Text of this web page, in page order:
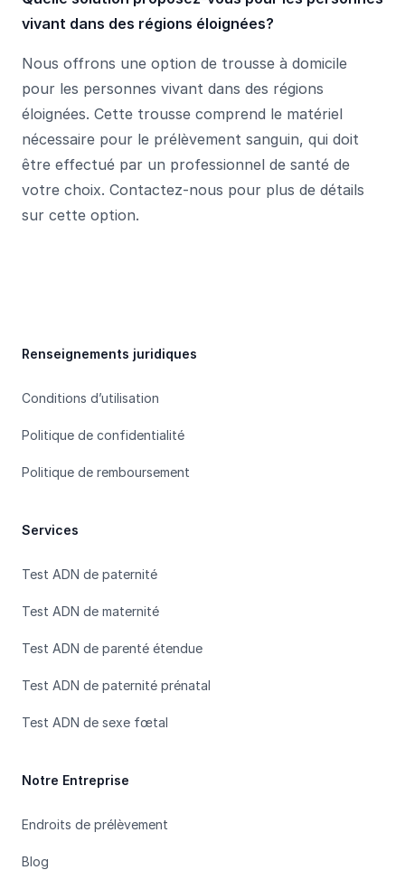
vivant dans des régions éloignées?
Nous offrons une option de trousse à domicile
pour les personnes vivant dans des régions
éloignées. Cette trousse comprend le matériel
nécessaire pour le prélèvement sanguin, qui doit
être effectué par un professionnel de santé de
votre choix. Contactez-nous pour plus de détails
sur cette option.
Renseignements juridiques
Conditions d’utilisation
Politique de confidentialité
Politique de remboursement
Services
Test ADN de paternité
Test ADN de maternité
Test ADN de parenté étendue
Test ADN de paternité prénatal
Test ADN de sexe fœtal
Notre Entreprise
Endroits de prélèvement
Blog